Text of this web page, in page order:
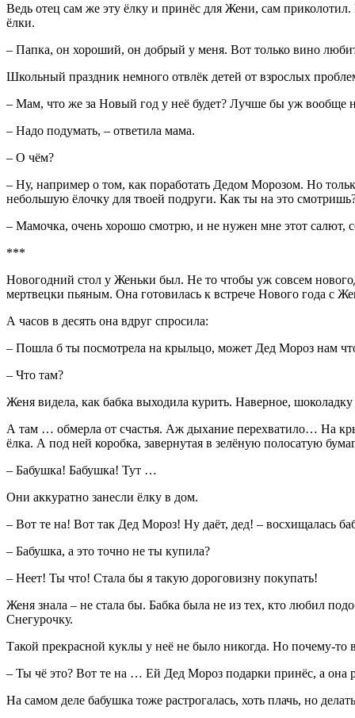
Ведь отец сам же эту ёлку и принёс для Жени, сам
ёлки.
– Папка, он хороший, он добрый у меня. Вот только вино
Школьный праздник немного отвлёк детей от взрослых
– Мам, что же за Новый год у неё будет? Лучше бы уж вообще
– Надо подумать, – ответила мама.
– О чём?
– Ну, например о том, как поработать Дедом Морозом. Но
небольшую ёлочку для твоей подруги. Как ты на это
– Мамочка, очень хорошо смотрю, и не нужен мне этот салют,
***
Новогодний стол у Женьки был. Не то чтобы уж совсем
мертвецки пьяным. Она готовилась к встрече Нового года с
А часов в десять она вдруг спросила:
– Пошла б ты посмотрела на крыльцо, может Дед Мороз нам
– Что там?
Женя видела, как бабка выходила курить. Наверное,
А там … обмерла от счастья. Аж дыхание перехватило… На
ёлка. А под ней коробка, завернутая в зелёную полосатую
– Бабушка! Бабушка! Тут …
Они аккуратно занесли ёлку в дом.
– Вот те на! Вот так Дед Мороз! Ну даёт, дед! – восхищалась
– Бабушка, а это точно не ты купила?
– Неет! Ты что! Стала бы я такую дороговизну покупать!
Женя знала – не стала бы. Бабка была не из тех, кто любил
Снегурочку.
Такой прекрасной куклы у неё не было никогда. Но почему-то
– Ты чё это? Вот те на … Ей Дед Мороз подарки принёс, а она
На самом деле бабушка тоже растрогалась, хоть плачь, но